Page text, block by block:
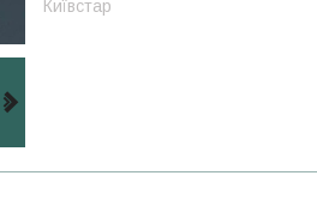
Київстар